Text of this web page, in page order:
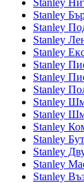
Stanley
Stanley
Stanley
Stanley
Stanley
Stanley
Stanley
Stanley
Stanley
Stanley
Stanley
Stanley
Stanley
Stanley
Stanley